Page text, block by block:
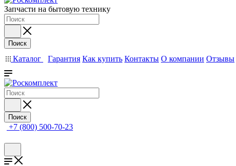
Запчасти на бытовую технику
Поиск
Каталог Гарантия Как купить Контакты О компании Отзывы
Поиск
+7 (800) 500-70-23